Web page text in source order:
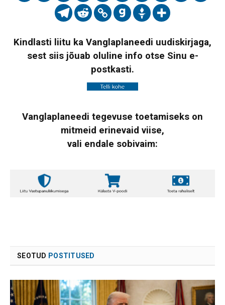
Kindlasti liitu ka Vanglaplaneedi uudiskirjaga,
sest siis jõuab oluline info otse Sinu e-
postkasti.
Vanglaplaneedi tegevuse toetamiseks on
mitmeid erinevaid viise,
vali endale sobivaim:
SEOTUD POSTITUSED